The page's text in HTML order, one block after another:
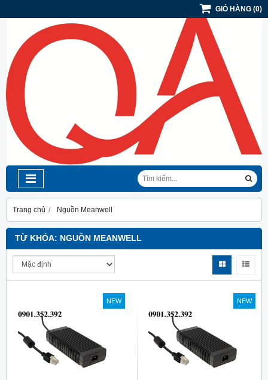
GIỎ HÀNG (0)
Trang chủ Nguồn Meanwell
TỪ KHÓA: NGUỒN MEANWELL
NEW NEW